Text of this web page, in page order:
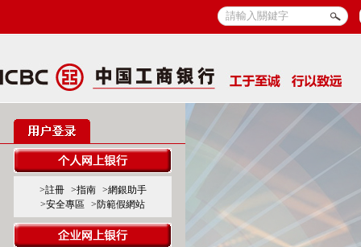
>註冊 >指南
>網銀助手
>安全專區
>防範假網站